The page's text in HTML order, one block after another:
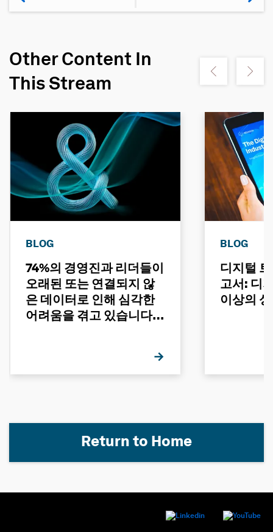
Other Content In
This Stream
Show previousShow
BLOG
74%의 경영진과 리더들이
오래된 또는 연결되지 않
은 데이터로 인해 심각한
어려움을 겪고 있습니다 -
BLOG
디지털
고서: 디
이상의
Return to Home